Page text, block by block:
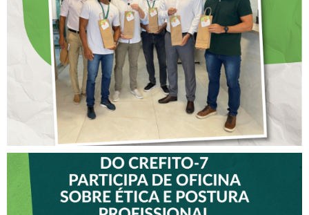
COLABORADORES DO
CREFITO-7